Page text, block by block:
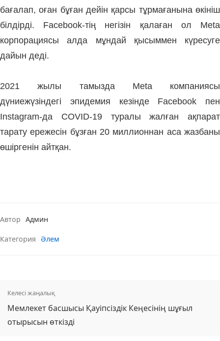
бағалап, оған бұған дейін қарсы тұрмағанына өкініш
білдірді. Facebook-тің негізін қалаған ол Meta
корпорациясы алда мұндай қысыммен күресуге
дайын деді.
2021 жылы тамызда Meta компаниясы
дүниежүзіндегі эпидемия кезінде Facebook пен
Instagram-да COVID-19 туралы жалған ақпарат
тарату ережесін бұзған 20 миллионнан аса жазбаны
өшіргенін айтқан.
Автор Админ
Категория Әлем
Келесі жаңалық
Мемлекет басшысы Қауіпсіздік Кеңесінің шұғыл
отырысын өткізді